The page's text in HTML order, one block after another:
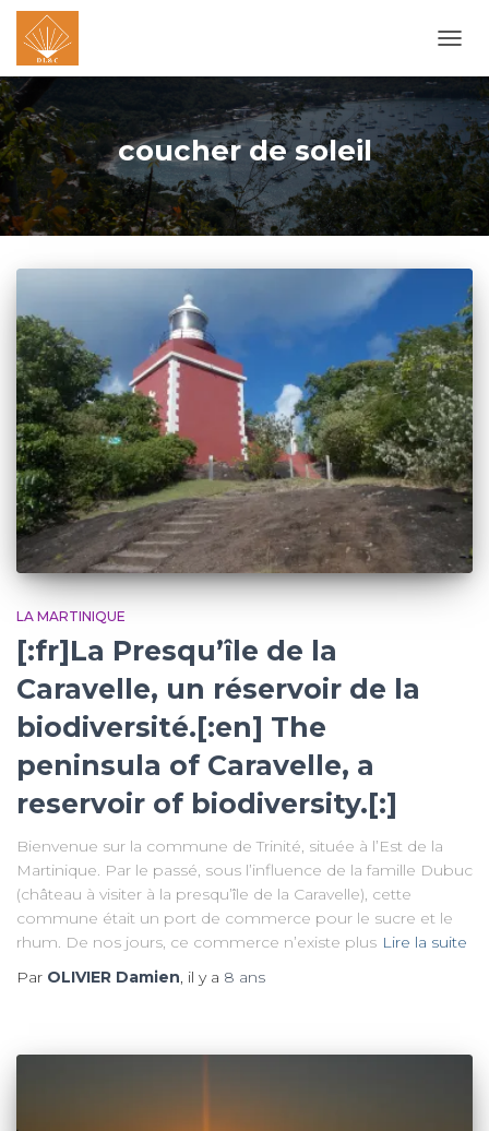
LA
coucher de soleil
LA MARTINIQUE
[:fr]La Presqu’île de la
Caravelle, un réservoir de la
biodiversité.[:en] The
peninsula of Caravelle, a
reservoir of biodiversity.[:]
Bienvenue sur la commune de Trinité, située à l’Est de la
Martinique. Par le passé, sous l’influence de la famille Dubuc
(château à visiter à la presqu’île de la Caravelle), cette
commune était un port de commerce pour le sucre et le
rhum. De nos jours, ce commerce n’existe plus Lire la suite
Par OLIVIER Damien, il y a 8 ans